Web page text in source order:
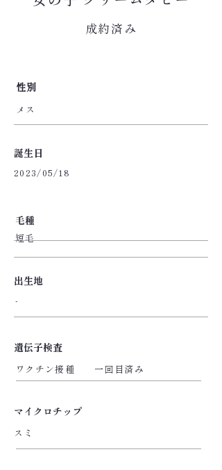
成約済み
​性別
メス
​誕生日
2023/05/18
​毛種
短毛
出生地
-
遺伝子検査
ワクチン接種 一回目済み
マイクロチップ
スミ